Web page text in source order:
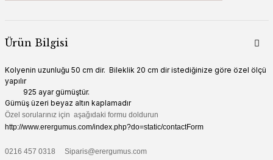
Ürün Bilgisi
Kolyenin uzunluğu 50 cm dir. Bileklik 20 cm dir istediğinize göre özel ölçü
yapılır
925 ayar gümüştür.
Gümüş üzeri beyaz altın kaplamadır
Özel sorularınız için aşağıdaki formu doldurun
http://www.erergumus.com/index.php?do=static/contactForm
0216 457 0318 Siparis@erergumus.com